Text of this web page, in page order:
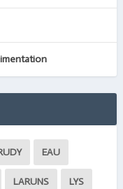
EAU
LARUNS LYS